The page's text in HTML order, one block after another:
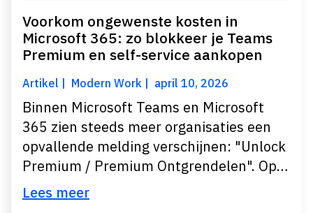
Voorkom ongewenste kosten in
Microsoft 365: zo blokkeer je Teams
Premium en self-service aankopen
Artikel Modern Work april 10, 2026
Binnen Microsoft Teams en Microsoft
365 zien steeds meer organisaties een
opvallende melding verschijnen: "Unlock
Premium / Premium Ontgrendelen". Op…
Lees meer